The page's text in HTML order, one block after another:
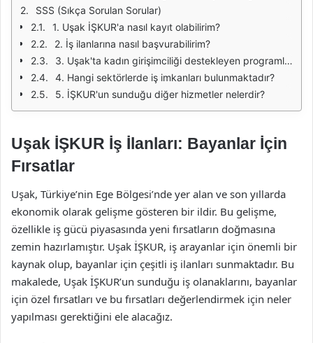
SSS (Sıkça Sorulan Sorular)
1. Uşak İŞKUR'a nasıl kayıt olabilirim?
2. İş ilanlarına nasıl başvurabilirim?
3. Uşak'ta kadın girişimciliği destekleyen programlar var mı?
4. Hangi sektörlerde iş imkanları bulunmaktadır?
5. İŞKUR'un sunduğu diğer hizmetler nelerdir?
Uşak İŞKUR İş İlanları: Bayanlar İçin
Fırsatlar
Uşak, Türkiye’nin Ege Bölgesi’nde yer alan ve son yıllarda
ekonomik olarak gelişme gösteren bir ildir. Bu gelişme,
özellikle iş gücü piyasasında yeni fırsatların doğmasına
zemin hazırlamıştır. Uşak İŞKUR, iş arayanlar için önemli bir
kaynak olup, bayanlar için çeşitli iş ilanları sunmaktadır. Bu
makalede, Uşak İŞKUR’un sunduğu iş olanaklarını, bayanlar
için özel fırsatları ve bu fırsatları değerlendirmek için neler
yapılması gerektiğini ele alacağız.